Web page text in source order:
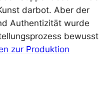
darbot. Aber der
Authentizität wurde
bewusst
zur Produktion